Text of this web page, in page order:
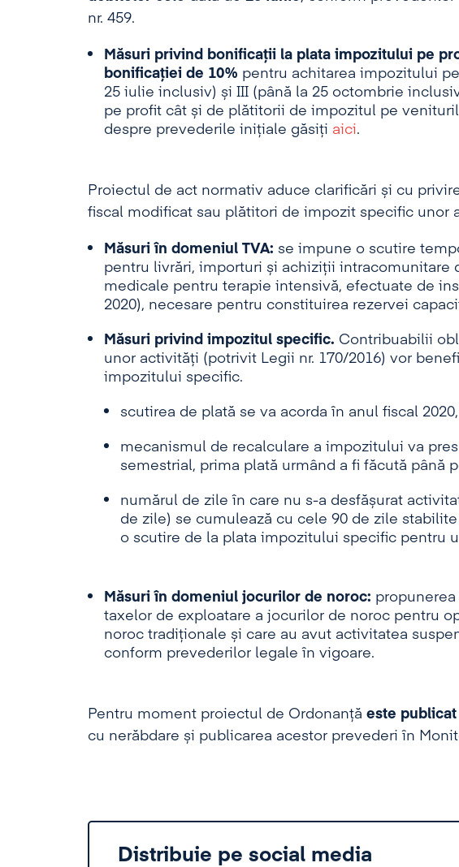
nr. 459.
Măsuri privind bonificații la plata impozitului pe
bonificației de 10% pentru achitarea impozitului
25 iulie inclusiv) și III (până la 25 octombrie
pe profit cât și de plătitorii de impozitul pe
despre prevederile inițiale găsiți aici.
Proiectul de act normativ aduce clarificări și cu
fiscal modificat sau plătitori de impozit specific unor
Măsuri în domeniul TVA: se impune o scutire
pentru livrări, importuri și achiziții intracomunitare
medicale pentru terapie intensivă, efectuate de
2020), necesare pentru constituirea rezervei
Măsuri privind impozitul specific. Contribuabilii
unor activități (potrivit Legii nr. 170/2016) vor
impozitului specific.
scutirea de plată se va acorda în anul fiscal
mecanismul de recalculare a impozitului va
semestrial, prima plată urmând a fi făcută până
numărul de zile în care nu s-a desfășurat
de zile) se cumulează cu cele 90 de zile
o scutire de la plata impozitului specific pentru
Măsuri în domeniul jocurilor de noroc:
taxelor de exploatare a jocurilor de noroc pentru
noroc tradiționale și care au avut activitatea
conform prevederilor legale în vigoare.
Pentru moment proiectul de Ordonanță este publicat
cu nerăbdare și publicarea acestor prevederi în
Distribuie pe social media